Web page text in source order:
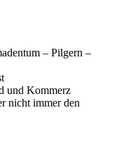
– Pilgern –
und Kommerz
nicht immer den